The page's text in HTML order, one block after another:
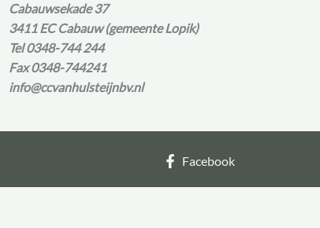
Cabauwsekade 37
3411 EC Cabauw (gemeente Lopik)
Tel 0348-744 244
Fax 0348-744241
info@ccvanhulsteijnbv.nl
Facebook